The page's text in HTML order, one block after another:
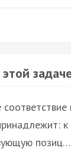
этой
позиц…